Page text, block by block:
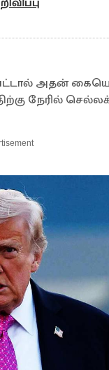
அதன்
நேரில்